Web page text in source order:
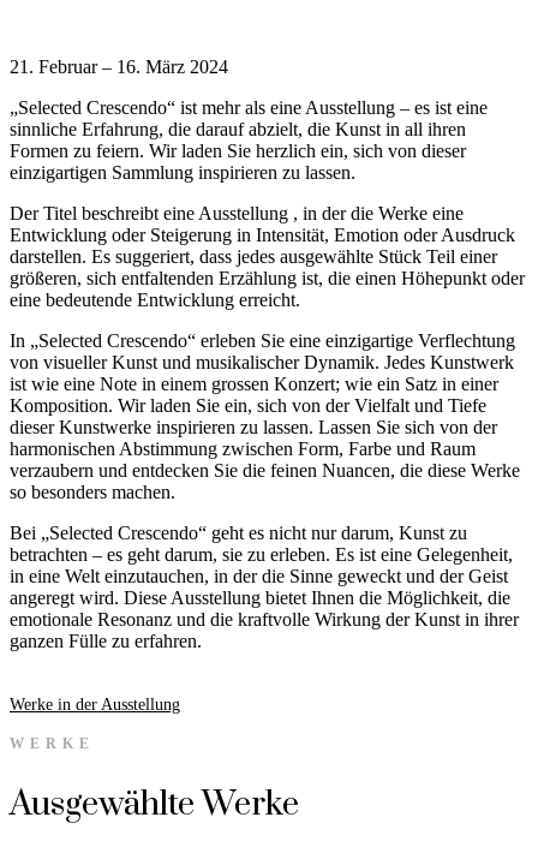
21. Februar – 16. März 2024
„Selected Crescendo“ ist mehr als eine Ausstellung – es ist eine
sinnliche Erfahrung, die darauf abzielt, die Kunst in all ihren
Formen zu feiern. Wir laden Sie herzlich ein, sich von dieser
einzigartigen Sammlung inspirieren zu lassen.
Der Titel beschreibt eine Ausstellung , in der die Werke eine
Entwicklung oder Steigerung in Intensität, Emotion oder Ausdruck
darstellen. Es suggeriert, dass jedes ausgewählte Stück Teil einer
größeren, sich entfaltenden Erzählung ist, die einen Höhepunkt oder
eine bedeutende Entwicklung erreicht.
In „Selected Crescendo“ erleben Sie eine einzigartige Verflechtung
von visueller Kunst und musikalischer Dynamik. Jedes Kunstwerk
ist wie eine Note in einem grossen Konzert; wie ein Satz in einer
Komposition. Wir laden Sie ein, sich von der Vielfalt und Tiefe
dieser Kunstwerke inspirieren zu lassen. Lassen Sie sich von der
harmonischen Abstimmung zwischen Form, Farbe und Raum
verzaubern und entdecken Sie die feinen Nuancen, die diese Werke
so besonders machen.
Bei „Selected Crescendo“ geht es nicht nur darum, Kunst zu
betrachten – es geht darum, sie zu erleben. Es ist eine Gelegenheit,
in eine Welt einzutauchen, in der die Sinne geweckt und der Geist
angeregt wird. Diese Ausstellung bietet Ihnen die Möglichkeit, die
emotionale Resonanz und die kraftvolle Wirkung der Kunst in ihrer
ganzen Fülle zu erfahren.
Werke in der Ausstellung
WERKE
Ausgewählte Werke